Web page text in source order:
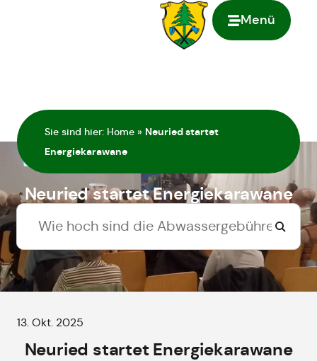
Menü
Sie sind hier: Home » Neuried startet
Energiekarawane
Neuried startet Energiekarawane
13. Okt. 2025
Neuried startet Energiekarawane